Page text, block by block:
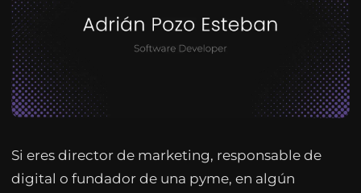
Si eres director de marketing, responsable de
digital o fundador de una pyme, en algún